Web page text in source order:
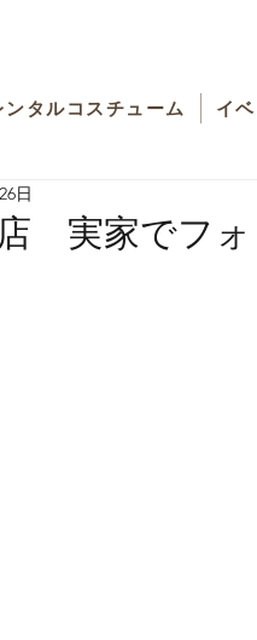
ンタルコスチューム イ
実家でフ
日